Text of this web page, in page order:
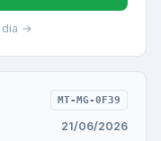
dia →
MT-MG-0F39
21/06/2026